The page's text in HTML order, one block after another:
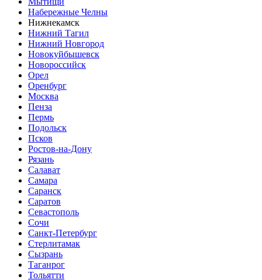
Набережные Челны
Нижнекамск
Нижний Тагил
Нижний Новгород
Новокуйбышевск
Новороссийск
Орел
Оренбург
Москва
Пенза
Пермь
Подольск
Псков
Ростов-на-Дону
Рязань
Салават
Самара
Саранск
Саратов
Севастополь
Сочи
Санкт-Петербург
Стерлитамак
Сызрань
Таганрог
Тольятти